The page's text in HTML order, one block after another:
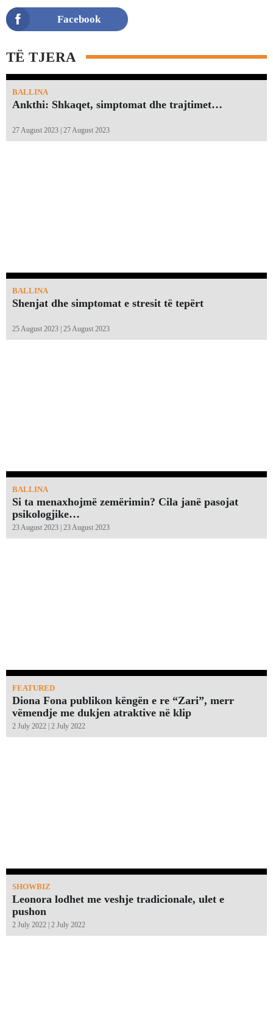
Facebook
TË TJERA
BALLINA
Ankthi: Shkaqet, simptomat dhe trajtimet…
27 August 2023 | 27 August 2023
BALLINA
Shenjat dhe simptomat e stresit të tepërt
25 August 2023 | 25 August 2023
BALLINA
Si ta menaxhojmë zemërimin? Cila janë pasojat
psikologjike…
23 August 2023 | 23 August 2023
FEATURED
Diona Fona publikon këngën e re “Zari”, merr
vëmendje me dukjen atraktive në klip
2 July 2022 | 2 July 2022
SHOWBIZ
Leonora lodhet me veshje tradicionale, ulet e
pushon
2 July 2022 | 2 July 2022